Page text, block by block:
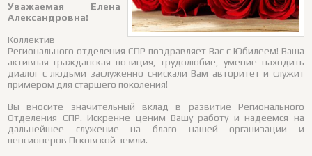
Уважаемая Елена
Александровна!
Коллектив
Регионального отделения СПР поздравляет Вас с Юбилеем! Ваша
активная гражданская позиция, трудолюбие, умение находить
диалог с людьми заслуженно снискали Вам авторитет и служит
примером для старшего поколения!
Вы вносите значительный вклад в развитие Регионального
Отделения СПР. Искренне ценим Вашу работу и надеемся на
дальнейшее служение на благо нашей организации и
пенсионеров Псковской земли.